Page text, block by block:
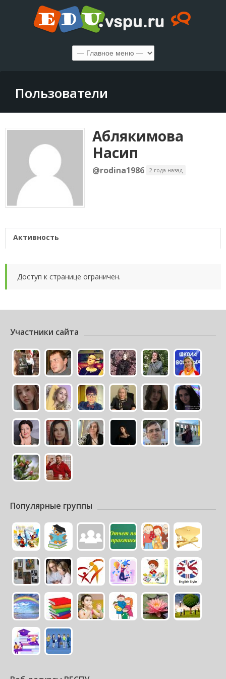
Пользователи
Аблякимова
Насип
@rodina1986 2 года назад
Активность
Доступ к странице ограничен.
Участники сайта
Популярные группы